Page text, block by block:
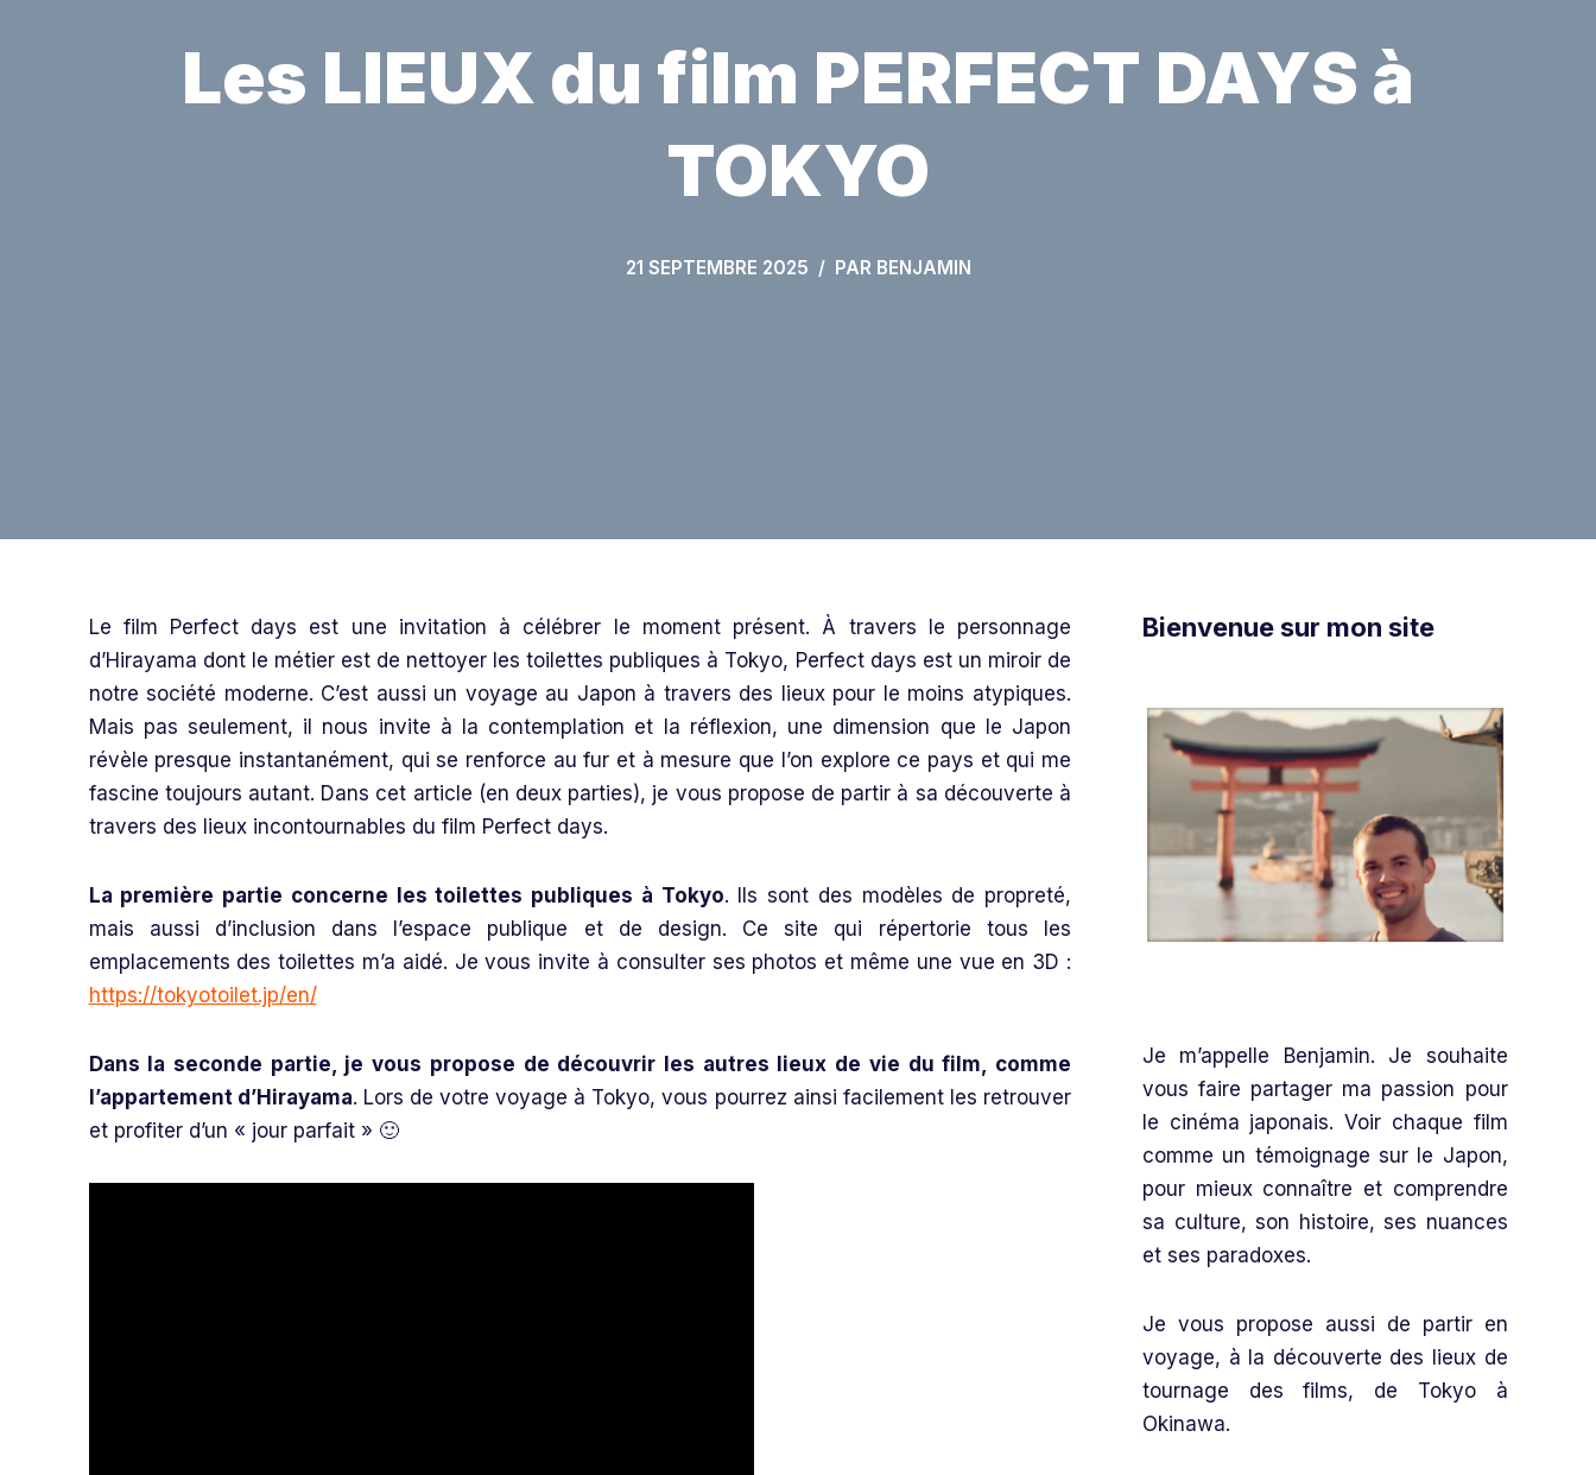
Les LIEUX du film PERFECT DAYS à
TOKYO
21 SEPTEMBRE 2025 PAR BENJAMIN
Le film Perfect days est une invitation à célébrer le moment présent. À travers le personnage
d’Hirayama dont le métier est de nettoyer les toilettes publiques à Tokyo, Perfect days est un miroir de
notre société moderne. C’est aussi un voyage au Japon à travers des lieux pour le moins atypiques.
Mais pas seulement, il nous invite à la contemplation et la réflexion, une dimension que le Japon
révèle presque instantanément, qui se renforce au fur et à mesure que l’on explore ce pays et qui me
fascine toujours autant. Dans cet article (en deux parties), je vous propose de partir à sa découverte à
travers des lieux incontournables du film Perfect days.
La première partie concerne les toilettes publiques à Tokyo. Ils sont des modèles de propreté,
mais aussi d’inclusion dans l’espace publique et de design. Ce site qui répertorie tous les
emplacements des toilettes m’a aidé. Je vous invite à consulter ses photos et même une vue en 3D :
https://tokyotoilet.jp/en/
Dans la seconde partie, je vous propose de découvrir les autres lieux de vie du film, comme
l’appartement d’Hirayama. Lors de votre voyage à Tokyo, vous pourrez ainsi facilement les retrouver
et profiter d’un « jour parfait » 🙂
Bienvenue sur mon site
Je m’appelle Benjamin. Je souhaite
vous faire partager ma passion pour
le cinéma japonais. Voir chaque film
comme un témoignage sur le Japon,
pour mieux connaître et comprendre
sa culture, son histoire, ses nuances
et ses paradoxes.
Je vous propose aussi de partir en
voyage, à la découverte des lieux de
tournage des films, de Tokyo à
Okinawa.